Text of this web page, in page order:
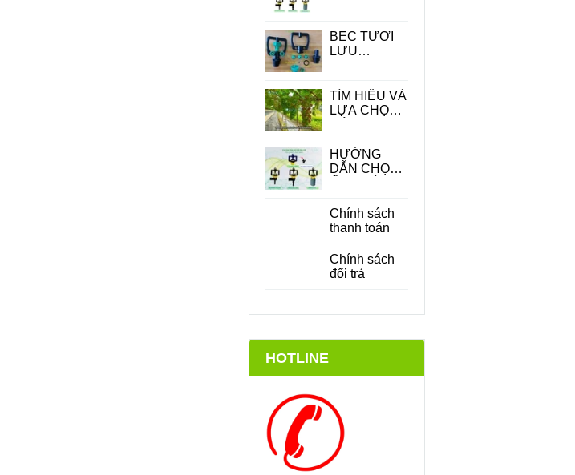
TRONG
TRONG HỆ
BÉC TƯỚI
LƯU
TÌM HIỂU VÀ
LỰA CHỌN
CÂY ĂN
QUẢ PHÙ
HƯỚNG
DẪN CHỌN
TƯỚI CÂY
PHÙ HỢP
KIỆM CHI
PHÍ
Chính sách
thanh toán
Chính sách
đổi trả
HOTLINE